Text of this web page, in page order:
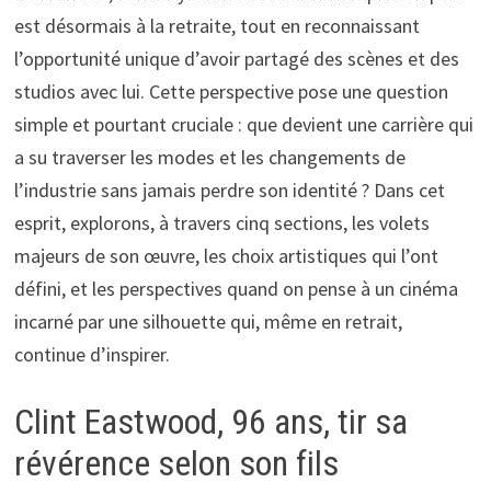
est désormais à la retraite, tout en reconnaissant
l’opportunité unique d’avoir partagé des scènes et des
studios avec lui. Cette perspective pose une question
simple et pourtant cruciale : que devient une carrière qui
a su traverser les modes et les changements de
l’industrie sans jamais perdre son identité ? Dans cet
esprit, explorons, à travers cinq sections, les volets
majeurs de son œuvre, les choix artistiques qui l’ont
défini, et les perspectives quand on pense à un cinéma
incarné par une silhouette qui, même en retrait,
continue d’inspirer.
Clint Eastwood, 96 ans, tir sa
révérence selon son fils